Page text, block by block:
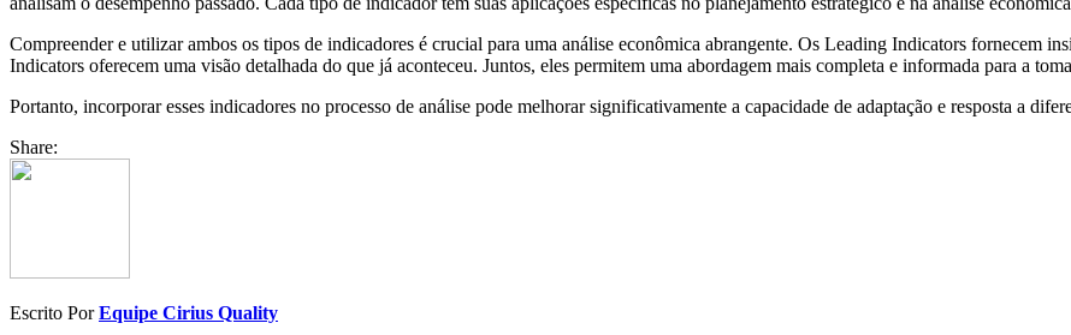
Compreender e utilizar ambos os tipos de indicadores é crucial para uma análise econômica abrangente. Os Leading Indicators fornecem
Indicators oferecem uma visão detalhada do que já aconteceu. Juntos, eles permitem uma abordagem mais completa e informada para a
Portanto, incorporar esses indicadores no processo de análise pode melhorar significativamente a capacidade de adaptação e resposta a
Share:
Escrito PorEquipe Cirius Quality